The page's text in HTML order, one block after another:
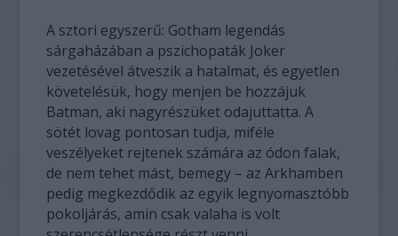
A sztori egyszerű: Gotham legendás
sárgaházában a pszichopaták Joker
vezetésével átveszik a hatalmat, és egyetlen
követelésük, hogy menjen be hozzájuk
Batman, aki nagyrészüket odajuttatta. A
sötét lovag pontosan tudja, miféle
veszélyeket rejtenek számára az ódon falak,
de nem tehet mást, bemegy – az Arkhamben
pedig megkezdődik az egyik legnyomasztóbb
pokoljárás, amin csak valaha is volt